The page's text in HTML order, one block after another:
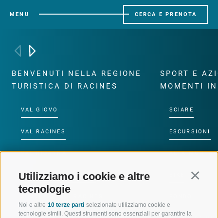
Utilizziamo i cookie e altre
tecnologie
Noi e altre 10 terze parti selezionate utilizziamo cookie e
tecnologie simili. Questi strumenti sono essenziali per garantire la
MENU CERCA E PRENOTA
BENVENUTI NELLA REGIONE
TURISTICA DI RACINES
VAL GIOVO
VAL RACINES
VAL RIDANNA
IMPIANTI DI RISALITA
SCUOLA DI SCI RACINES
SPORT E
MOMENTI
SCIARE
ESCURSIONI
ALTA